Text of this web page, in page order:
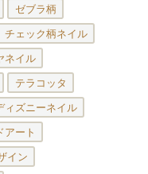
ゼブラ柄
チェック柄ネイル
ネイル
テラコッタ
ィズニーネイル
アート
イン